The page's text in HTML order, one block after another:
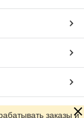
заказы и